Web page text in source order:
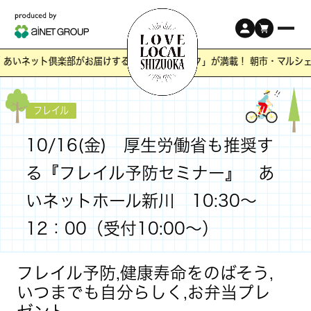
ネット倶楽部がお届けする静岡の「ワクワク」が満載！ 朝市・マルシ
フレイル
10/16(金) 厚生労働省も推奨す
る『フレイル予防セミナー』 あ
いネットホール新川 10:30～
12：00（受付10:00～）
フレイル予防,健康寿命をのばそう,
いつまでも自分らしく,お弁当プレ